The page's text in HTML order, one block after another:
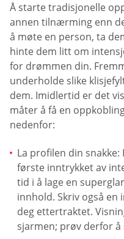
Å starte tradisjonelle
annen tilnærming enn
å møte en person, ta
hinte dem litt om
for drømmen din.
underholde slike
dem. Imidlertid er det
måter å få en
nedenfor:
La profilen din
første inntrykket av
tid i å lage en
innhold. Skriv også
deg ettertraktet.
sjarmen; prøv derfor å